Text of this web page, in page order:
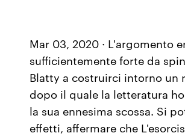
Mar 03, 2020 · L'argomento
sufficientemente forte da
Blatty a costruirci intorno un
dopo il quale la letteratura
la sua ennesima scossa. Si
effetti, affermare che